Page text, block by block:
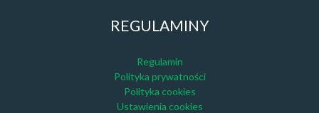
REGULAMINY
Regulamin
Polityka prywatności
Polityka cookies
Ustawienia cookies